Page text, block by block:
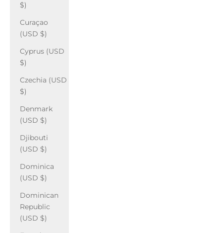
$)
Curaçao
(USD $)
Cyprus (USD
$)
Czechia (USD
$)
Denmark
(USD $)
Djibouti
(USD $)
Dominica
(USD $)
Dominican
Republic
(USD $)